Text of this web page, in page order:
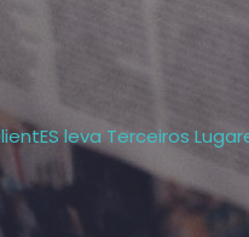
leva Terceiros